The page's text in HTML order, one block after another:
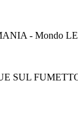
- Mondo
SUL